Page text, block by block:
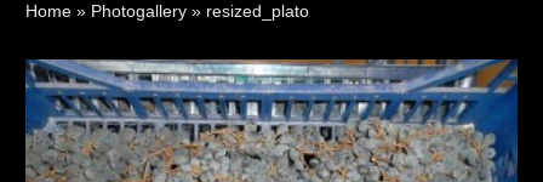
Home » Photogallery » resized_plato